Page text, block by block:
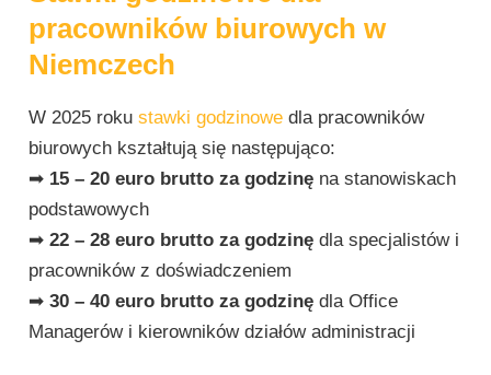
pracowników biurowych w
Niemczech
W 2025 rokustawki godzinowe dla pracowników
biurowych kształtują się następująco:
➡ 15 – 20 euro brutto za godzinę na stanowiskach
podstawowych
➡22 – 28 euro brutto za godzinę dla specjalistów i
pracowników z doświadczeniem
➡30 – 40 euro brutto za godzinę dla Office
Managerów i kierowników działów administracji